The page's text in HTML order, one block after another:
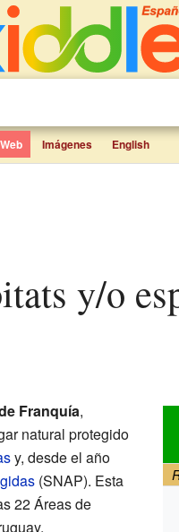
Web Imágenes English
Franquía,
natural protegido
y, desde el año
(SNAP). Esta
22 Áreas de